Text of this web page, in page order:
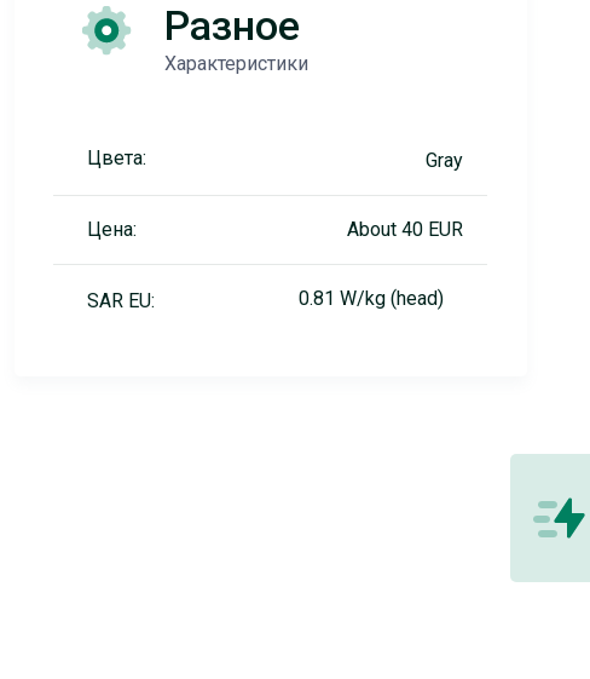
Разное
Характеристики
Цвета: Gray
Цена: About 40 EUR
SAR EU: 0.81 W/kg (head)